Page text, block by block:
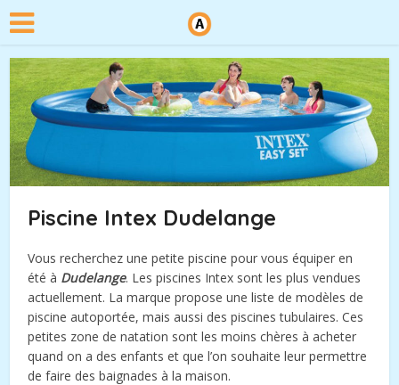
Piscine Intex Dudelange
Vous recherchez une petite piscine pour vous équiper en
été à Dudelange. Les piscines Intex sont les plus vendues
actuellement. La marque propose une liste de modèles de
piscine autoportée, mais aussi des piscines tubulaires. Ces
petites zone de natation sont les moins chères à acheter
quand on a des enfants et que l’on souhaite leur permettre
de faire des baignades à la maison.